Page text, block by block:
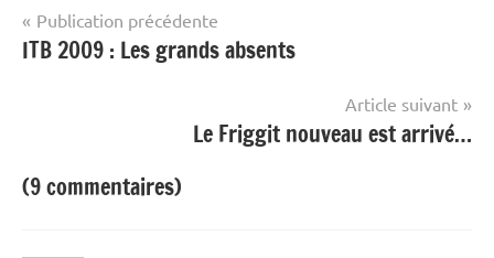
Navigation
de
Publication précédente
ITB 2009 : Les grands absents
Article suivant
Le Friggit nouveau est arrivé…
(9 commentaires)